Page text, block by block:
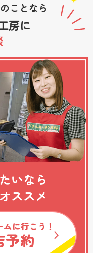
ことなら
房に
いなら
ススメ
に行こう！
予約